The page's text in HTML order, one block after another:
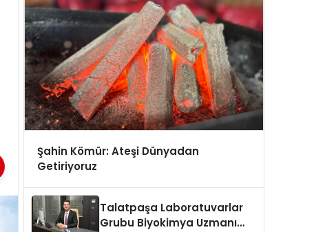
Şahin Kömür: Ateşi Dünyadan
Getiriyoruz
Talatpaşa Laboratuvarlar
Grubu Biyokimya Uzmanı